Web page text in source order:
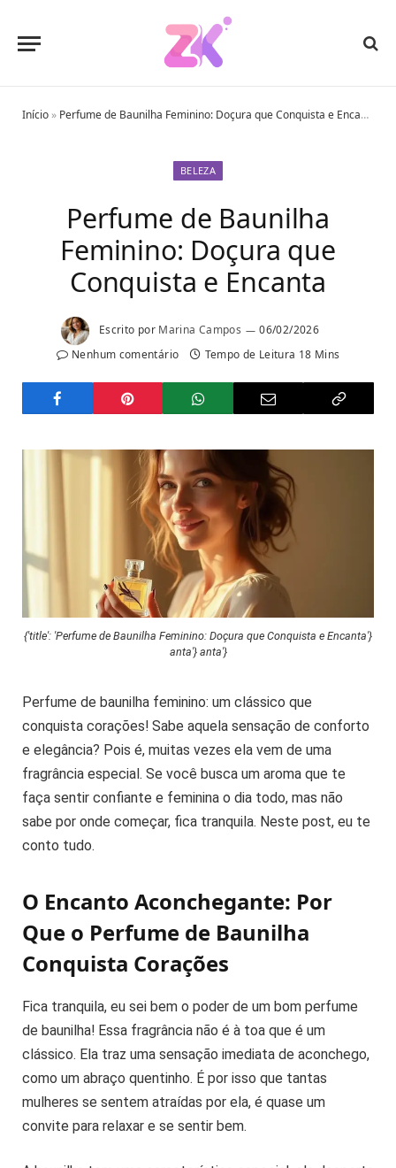
Início » Perfume de Baunilha Feminino: Doçura que Conquista e Encanta
BELEZA
Perfume de Baunilha
Feminino: Doçura que
Conquista e Encanta
Escrito por Marina Campos
06/02/2026
Nenhum comentário
Tempo de Leitura 18 Mins
{'title': 'Perfume de Baunilha Feminino: Doçura que Conquista e Encanta'}
anta'} anta'}
Perfume de baunilha feminino: um clássico que
conquista corações! Sabe aquela sensação de conforto
e elegância? Pois é, muitas vezes ela vem de uma
fragrância especial. Se você busca um aroma que te
faça sentir confiante e feminina o dia todo, mas não
sabe por onde começar, fica tranquila. Neste post, eu te
conto tudo.
O Encanto Aconchegante: Por
Que o Perfume de Baunilha
Conquista Corações
Fica tranquila, eu sei bem o poder de um bom perfume
de baunilha! Essa fragrância não é à toa que é um
clássico. Ela traz uma sensação imediata de aconchego,
como um abraço quentinho. É por isso que tantas
mulheres se sentem atraídas por ela, é quase um
convite para relaxar e se sentir bem.